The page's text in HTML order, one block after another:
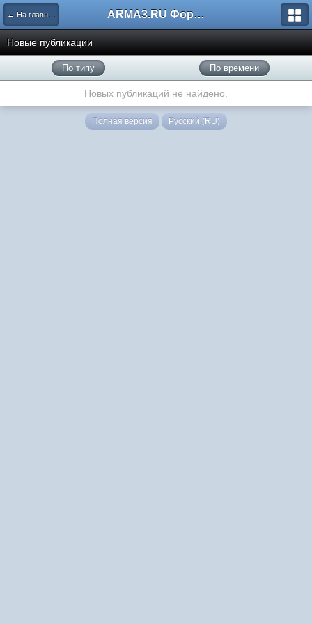
← На главную ARMA3.RU Форум
Новые публикации
По типу По времени
Новых публикаций не найдено.
Полная версия Русский (RU)